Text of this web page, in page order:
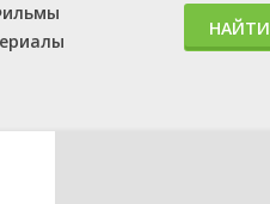
НАЙТИ